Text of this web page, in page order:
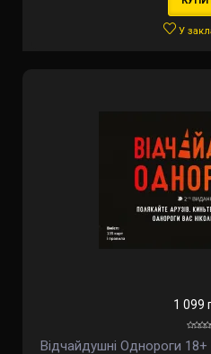
У
1 099
Відчайдушні Однороги